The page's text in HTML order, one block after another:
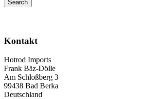
Kontakt
Hotrod Imports
Frank Bäz-Dölle
Am Schloßberg 3
99438 Bad Berka
Deutschland